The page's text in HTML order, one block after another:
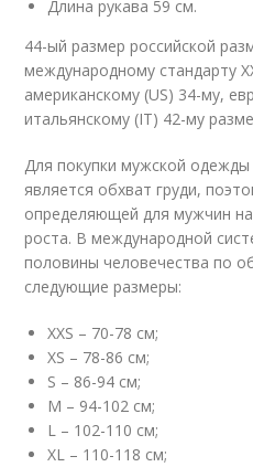
Длина рукава 59 см.
44-ый размер российской
международному стандарту
американскому (US) 34-му,
итальянскому (IT) 42-му
Для покупки мужской
является обхват груди,
определяющей для мужчин
роста. В международной
половины человечества по
следующие размеры:
XXS – 70-78 см;
XS – 78-86 см;
S – 86-94 см;
M – 94-102 см;
L – 102-110 см;
XL – 110-118 см;